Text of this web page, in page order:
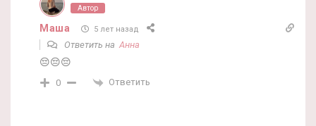
Автор
Маша 5 лет назад
Ответить наАнна
😔😔😔
0 Ответить